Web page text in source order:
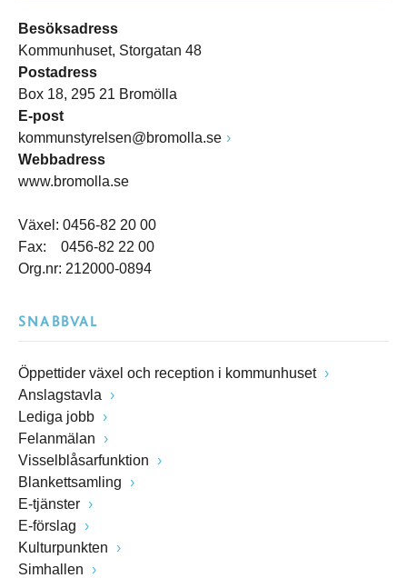
Besöksadress
Kommunhuset, Storgatan 48
Postadress
Box 18, 295 21 Bromölla
E-post
kommunstyrelsen@bromolla.se
Webbadress
www.bromolla.se
Växel: 0456-82 20 00
Fax: 0456-82 22 00
Org.nr: 212000-0894
SNABBVAL
Öppettider växel och reception i kommunhuset
Anslagstavla
Lediga jobb
Felanmälan
Visselblåsarfunktion
Blankettsamling
E-tjänster
E-förslag
Kulturpunkten
Simhallen